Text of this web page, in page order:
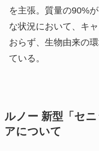
を主張。質量の90%
な状況において、キ
おらず、生物由来の
ている。
ルノー 新型「セ
アについて